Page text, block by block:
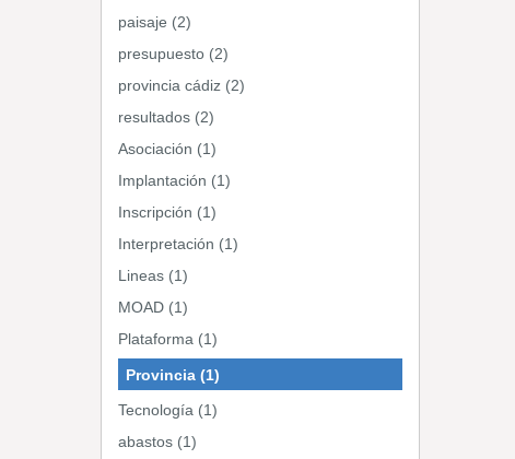
paisaje (2)
presupuesto (2)
provincia cádiz (2)
resultados (2)
Asociación (1)
Implantación (1)
Inscripción (1)
Interpretación (1)
Lineas (1)
MOAD (1)
Plataforma (1)
Provincia (1)
Tecnología (1)
abastos (1)